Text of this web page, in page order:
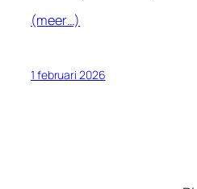
(meer…)
1 februari 2026